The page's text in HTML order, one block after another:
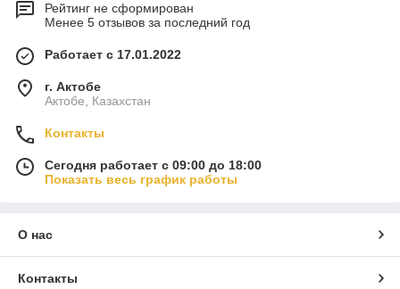
Рейтинг не сформирован
Менее 5 отзывов за последний год
Работает с 17.01.2022
г. Актобе
Актобе, Казахстан
Контакты
Сегодня работает с 09:00 до 18:00
Показать весь график работы
О нас
Контакты